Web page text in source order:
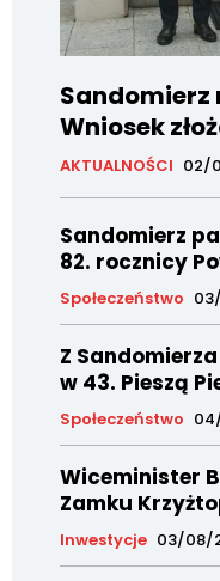
Sandomierz
Wniosek
AKTUALNOŚCI 02/
Sandomierz
82. rocznicy
Społeczeństwo
Z
w 43. Pieszą
Społeczeństwo
Wiceminister
Zamku
Inwestycje 03/08/